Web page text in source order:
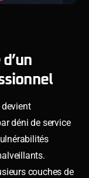
déni de service
couches de